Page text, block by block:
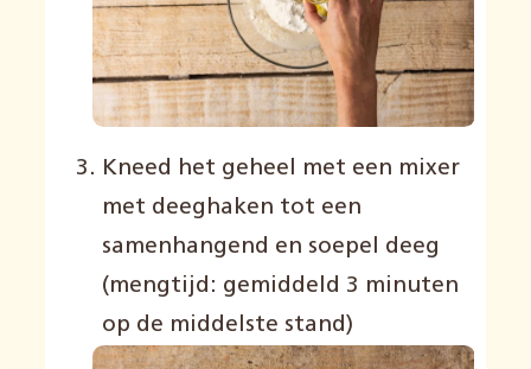
Kneed het geheel met een mixer
met deeghaken tot een
samenhangend en soepel deeg
(mengtijd: gemiddeld 3 minuten
op de middelste stand)